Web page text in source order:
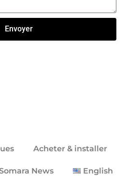
Envoyer
Acheter & installer
News English